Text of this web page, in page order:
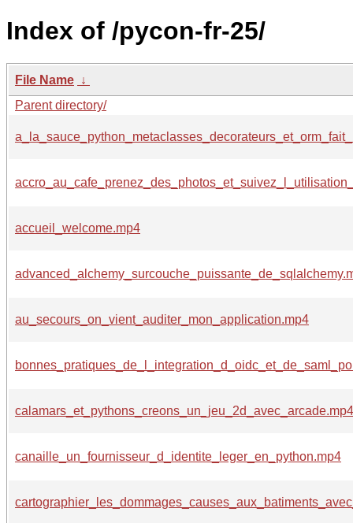
Index of /pycon-fr-25/
File Name ↓
Parent directory/
accueil_welcome.mp4
au_secours_on_vient_auditer_mon_application.mp4
calamars_et_pythons_creons_un_jeu_2d_avec_arcade.mp4
canaille_un_fournisseur_d_identite_leger_en_python.mp4